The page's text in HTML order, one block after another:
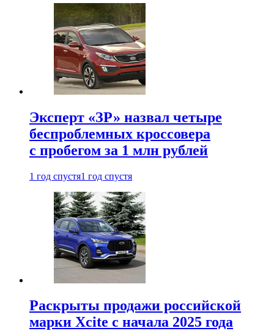
Эксперт «ЗР» назвал четыре
беспроблемных кроссовера
с пробегом за 1 млн рублей
1 год спустя1 год спустя
Раскрыты продажи российской
марки Xcite с начала 2025 года